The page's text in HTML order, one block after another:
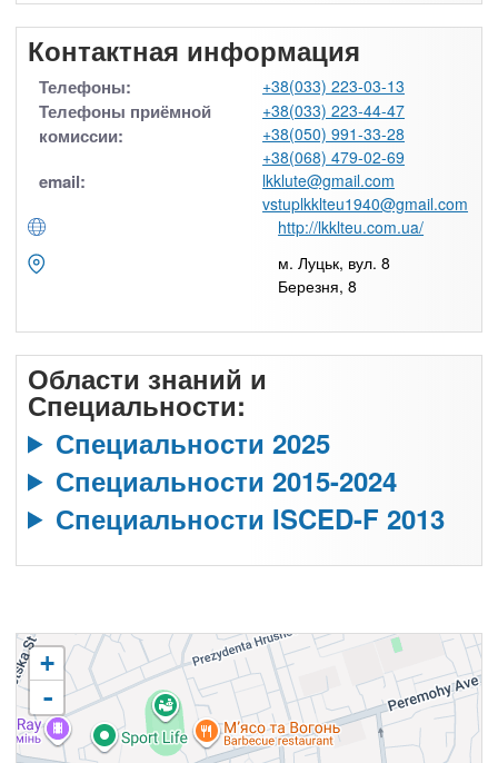
Контактная информация
Телефоны: +38(033) 223-03-13
Телефоны приёмной
комиссии:
+38(033) 223-44-47
+38(050) 991-33-28
+38(068) 479-02-69
email:
lkklute@gmail.com
vstuplkklteu1940@gmail.com
http://lkklteu.com.ua/
м. Луцьк, вул. 8
Березня, 8
Области знаний и
Специальности:
Специальности 2025
Специальности 2015-2024
Специальности ISCED-F 2013
+
-